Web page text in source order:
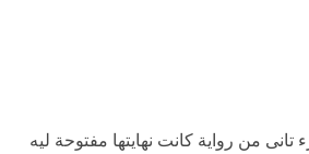
تانی من روایة کانت نهايتها مفتوحة لیە